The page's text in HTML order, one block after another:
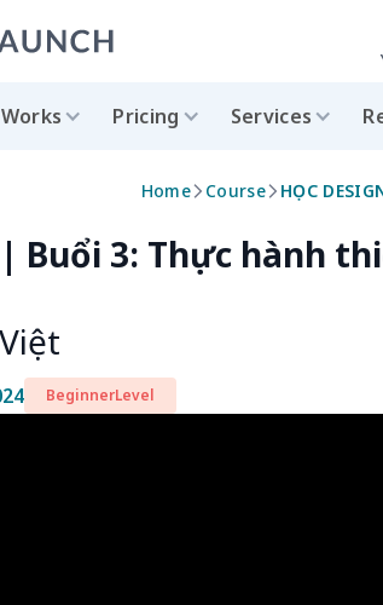
Pricing Services
Home Course HỌC
| Buổi 3: Thực hành
BeginnerLevel